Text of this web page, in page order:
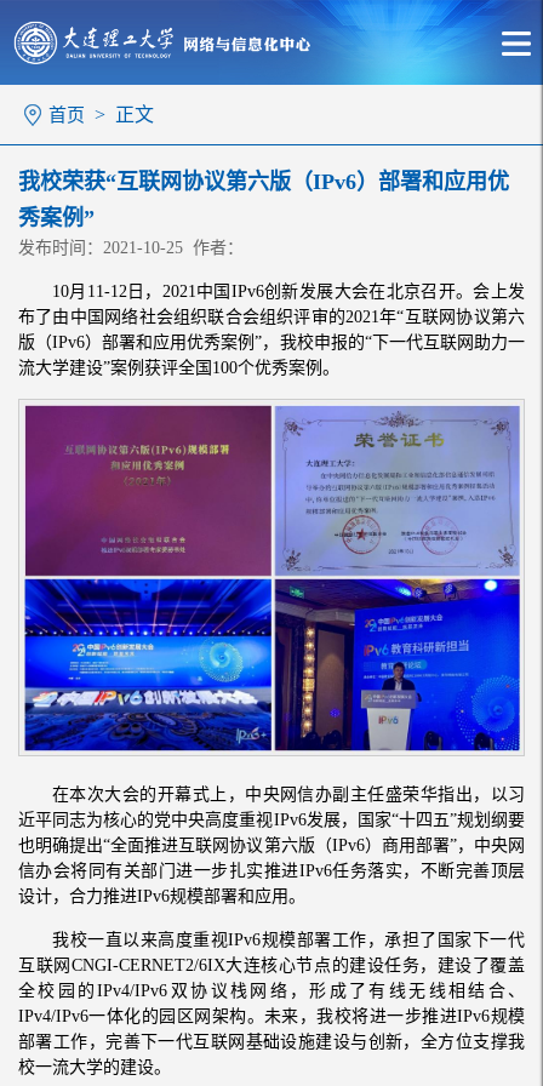
首页 > 正文
我校荣获“互联网协议第六版（IPv6）部署和应用优
秀案例”
发布时间：2021-10-25 作者：
10月11-12日，2021中国IPv6创新发展大会在北京召开。会上发
布了由中国网络社会组织联合会组织评审的2021年“互联网协议第六
版（IPv6）部署和应用优秀案例”，我校申报的“下一代互联网助力一
流大学建设”案例获评全国100个优秀案例。
在本次大会的开幕式上，中央网信办副主任盛荣华指出，以习
近平同志为核心的党中央高度重视IPv6发展，国家“十四五”规划纲要
也明确提出“全面推进互联网协议第六版（IPv6）商用部署”，中央网
信办会将同有关部门进一步扎实推进IPv6任务落实，不断完善顶层
设计，合力推进IPv6规模部署和应用。
我校一直以来高度重视IPv6规模部署工作，承担了国家下一代
互联网CNGI-CERNET2/6IX大连核心节点的建设任务，建设了覆盖
全校园的IPv4/IPv6双协议栈网络，形成了有线无线相结合、
IPv4/IPv6一体化的园区网架构。未来，我校将进一步推进IPv6规模
部署工作，完善下一代互联网基础设施建设与创新，全方位支撑我
校一流大学的建设。